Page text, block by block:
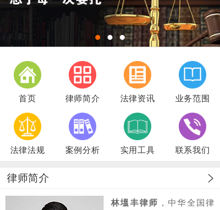
首页 律师简介 法律资讯 业务范围
法律法规 案例分析 实用工具 联系我们
律师简介
林塭丰律师 ，中华全国律